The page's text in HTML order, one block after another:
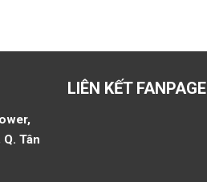
Tân
LIÊN KẾT FANPAGE